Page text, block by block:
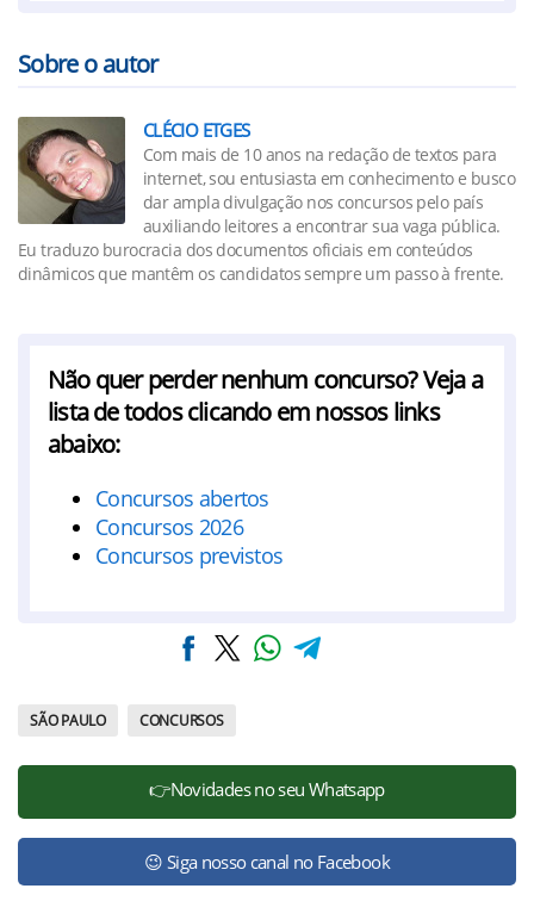
Sobre o autor
CLÉCIO ETGES
Com mais de 10 anos na redação de textos para
internet, sou entusiasta em conhecimento e busco
dar ampla divulgação nos concursos pelo país
auxiliando leitores a encontrar sua vaga pública.
Eu traduzo burocracia dos documentos oficiais em conteúdos
dinâmicos que mantêm os candidatos sempre um passo à frente.
Não quer perder nenhum concurso? Veja a
lista de todos clicando em nossos links
abaixo:
Concursos abertos
Concursos 2026
Concursos previstos
SÃO PAULO CONCURSOS
👉Novidades no seu Whatsapp
😉 Siga nosso canal no Facebook